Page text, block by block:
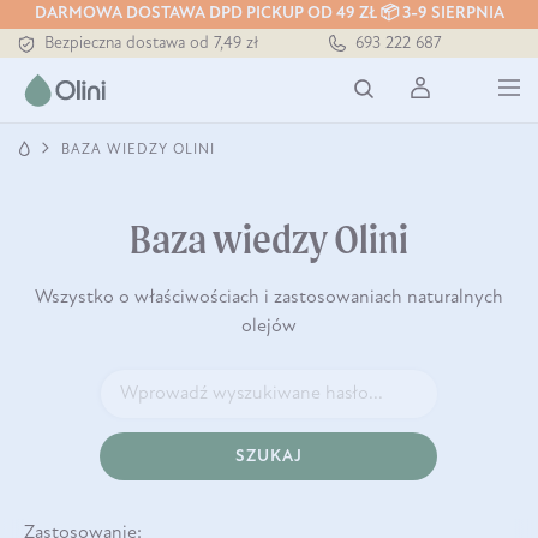
DARMOWA DOSTAWA DPD PICKUP OD 49 ZŁ 📦 3-9 SIERPNIA
Tłoczony zawsze na zimno
Bezpieczna dostawa od 7,49 zł
Tłoczony zawsze na zimno
693 222 687
BAZA WIEDZY OLINI
Baza wiedzy Olini
Wszystko o właściwościach i zastosowaniach naturalnych
olejów
SZUKAJ
Zastosowanie: